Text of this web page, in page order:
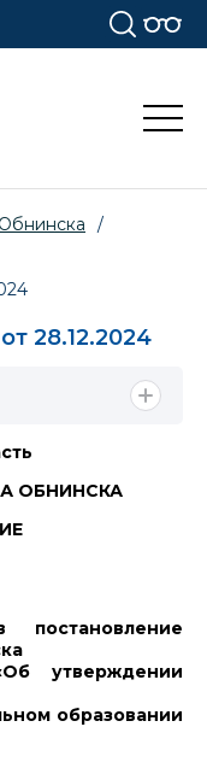
/
28.12.2024
ОБНИНСКА
утверждении
образовании